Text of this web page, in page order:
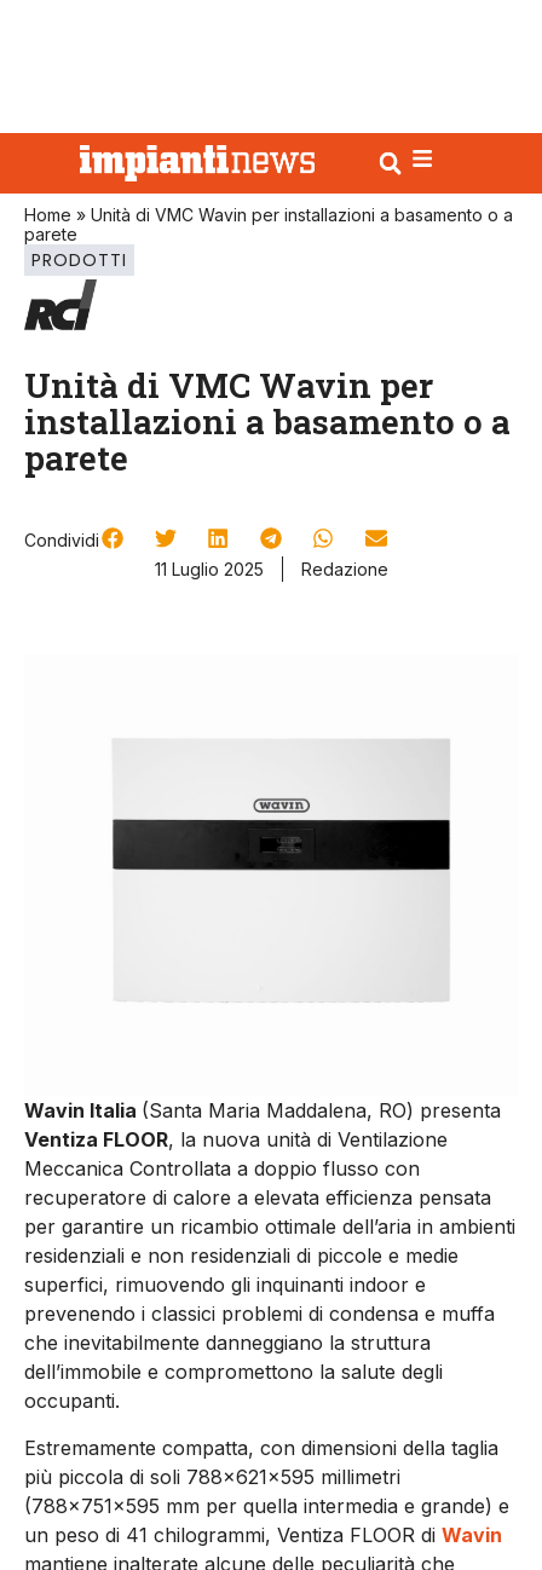
Home » Unità di VMC Wavin per installazioni a basamento o a
parete
PRODOTTI
Unità di VMC Wavin per
installazioni a basamento o a
parete
Condividi
11 Luglio 2025
Redazione
Wavin Italia (Santa Maria Maddalena, RO) presenta
Ventiza FLOOR, la nuova unità di Ventilazione
Meccanica Controllata a doppio flusso con
recuperatore di calore a elevata efficienza pensata
per garantire un ricambio ottimale dell’aria in ambienti
residenziali e non residenziali di piccole e medie
superfici, rimuovendo gli inquinanti indoor e
prevenendo i classici problemi di condensa e muffa
che inevitabilmente danneggiano la struttura
dell’immobile e compromettono la salute degli
occupanti.
Estremamente compatta, con dimensioni della taglia
più piccola di soli 788x621x595 millimetri
(788x751x595 mm per quella intermedia e grande) e
un peso di 41 chilogrammi, Ventiza FLOOR di Wavin
mantiene inalterate alcune delle peculiarità che